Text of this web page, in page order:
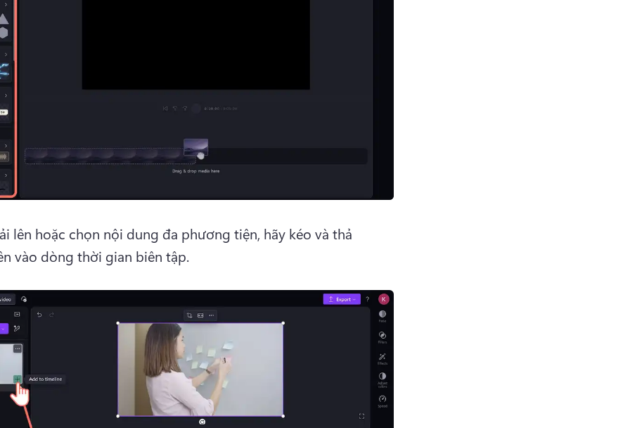
lên hoặc chọn nội dung đa phương tiện, hãy kéo và thả
vào dòng thời gian biên tập.